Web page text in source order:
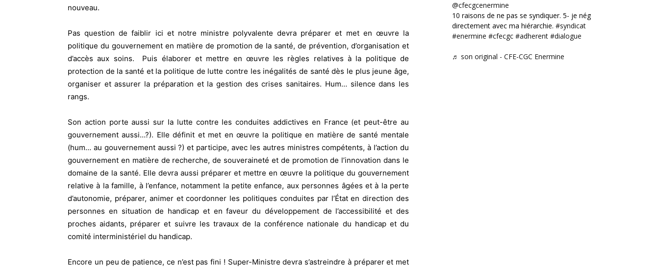
nouveau.
Pas question de faiblir ici et notre ministre polyvalente devra préparer et met en œuvre la
politique du gouvernement en matière de promotion de la santé, de prévention, d’organisation et
d’accès aux soins. Puis élaborer et mettre en œuvre les règles relatives à la politique de
protection de la santé et la politique de lutte contre les inégalités de santé dès le plus jeune âge,
organiser et assurer la préparation et la gestion des crises sanitaires. Hum… silence dans les
rangs.
Son action porte aussi sur la lutte contre les conduites addictives en France (et peut-être au
gouvernement aussi…?). Elle définit et met en œuvre la politique en matière de santé mentale
(hum… au gouvernement aussi ?) et participe, avec les autres ministres compétents, à l’action du
gouvernement en matière de recherche, de souveraineté et de promotion de l’innovation dans le
domaine de la santé. Elle devra aussi préparer et mettre en œuvre la politique du gouvernement
relative à la famille, à l’enfance, notamment la petite enfance, aux personnes âgées et à la perte
d’autonomie, préparer, animer et coordonner les politiques conduites par l’État en direction des
personnes en situation de handicap et en faveur du développement de l’accessibilité et des
proches aidants, préparer et suivre les travaux de la conférence nationale du handicap et du
comité interministériel du handicap.
Encore un peu de patience, ce n’est pas fini ! Super-Ministre devra s’astreindre à préparer et met
@cfecgcenermine
10 raisons de ne pas se syndiquer. 5- je négocie
directement avec ma hiérarchie. #syndicat
#enermine #cfecgc #adherent #dialogue
♬ son original - CFE-CGC Enermine